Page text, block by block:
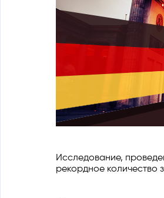
Исследование,
рекордное количество